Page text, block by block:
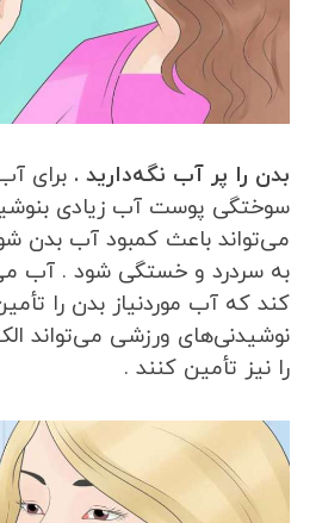
بدن را پر آب نگه‌دارید . برای
سوختگی پوست آب زیادی
می‌تواند باعث کمبود آب بدن
به سردرد و خستگی شود . آب
کند که آب موردنیاز بدن را
نوشیدنی‌های ورزشی می‌تواند
را نیز تأمین کنند .